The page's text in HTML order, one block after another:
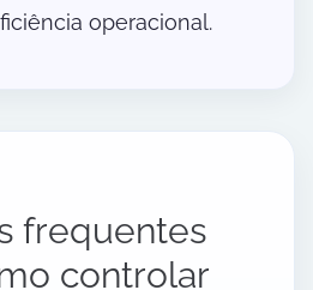
operacional.
frequentes
controlar